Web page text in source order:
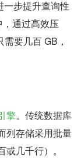
一步提升查询性
通过高效压
要几百 GB，
擎。传统数据库
列存储采用批量
几千行）。